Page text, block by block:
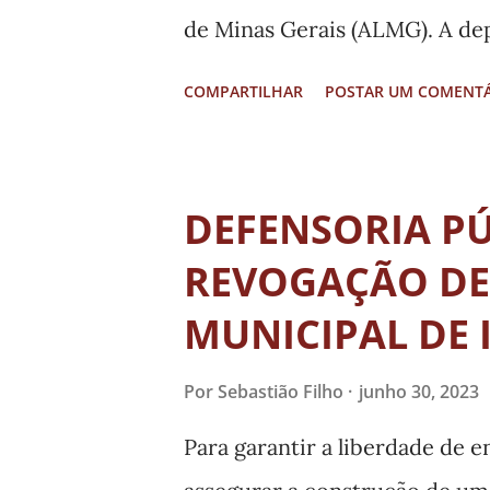
de Minas Gerais (ALMG). A
um compromisso de
transformar o hospital
quando as obras estiverem
do governo federal e da
Centro-Oeste (UFSJ) na
Minas, inclusive com
COMPARTILHAR POSTAR UM
DEFENSORIA
REVOGAÇÃO
MUNICIPAL DE
PorSebastião Filho junho 30, 2023
Para garantir a liberdade de